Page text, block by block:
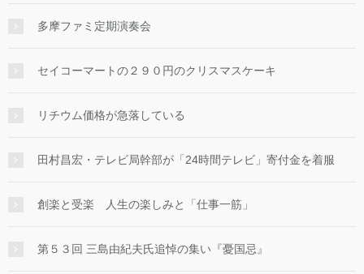
多摩ファミ定期演奏会
セイコーマートの２９０円のクリスマスケーキ
リチウム価格が急落している
田村昌宏・テレビ局幹部が「24時間テレビ」寄付金を着服
創楽と受楽 人生の楽しみと「仕事一筋」
第５３回 三島由紀夫氏追悼の集い『憂国忌』